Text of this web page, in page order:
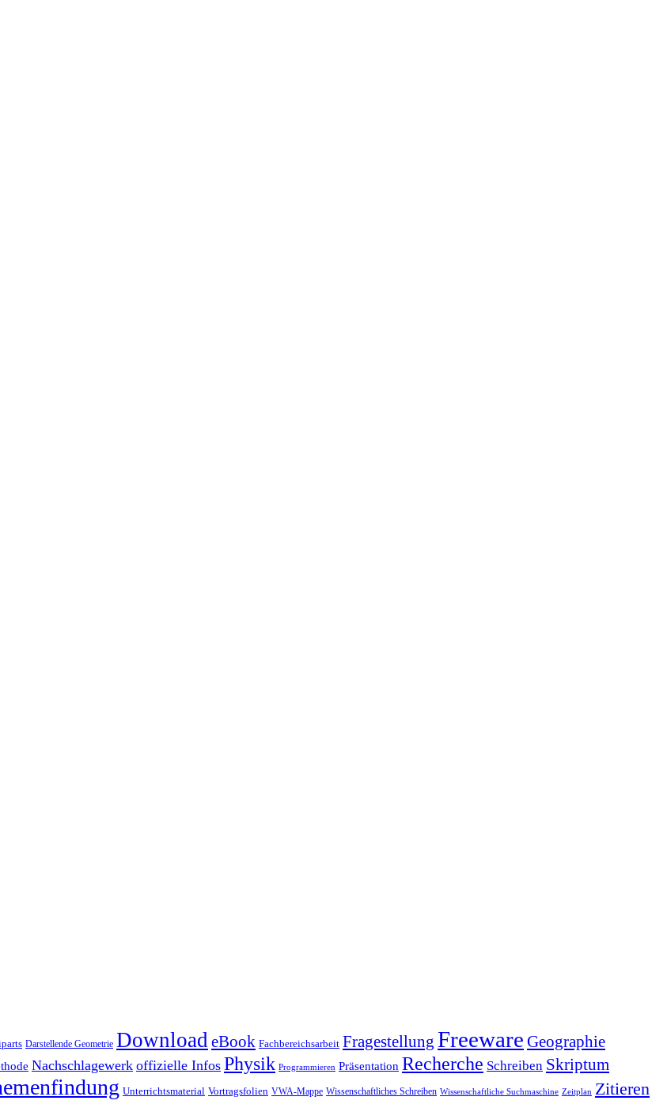
Darstellende Geometrie Download eBook Fachbereichsarbeit Fragestellung Freeware Geographie
Nachschlagewerk offizielle Infos Physik Programmieren Präsentation Recherche Schreiben Skriptum
Unterrichtsmaterial Vortragsfolien VWA-Mappe Wissenschaftliches Schreiben Wissenschaftliche Suchmaschine Zeitplan Zitieren